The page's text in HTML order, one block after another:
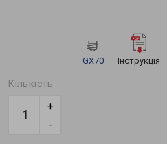
GX70 Інструкція
Кількість
-
+